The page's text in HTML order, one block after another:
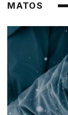
MATOS